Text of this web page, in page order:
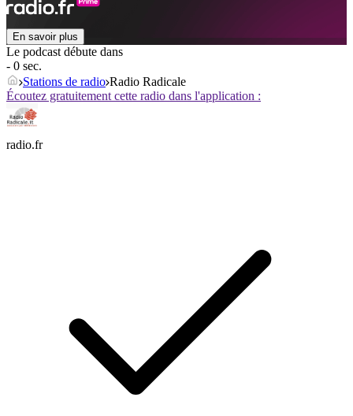
En savoir plus
Le podcast débute dans
- 0 sec.
Stations de radio Radio Radicale
Écoutez gratuitement cette radio dans l'application :
radio.fr